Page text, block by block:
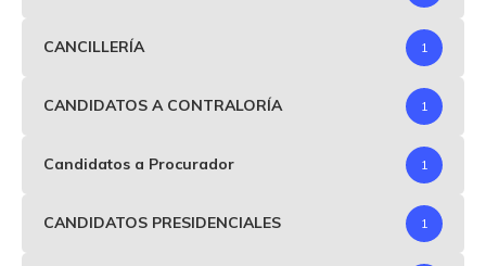
CANCILLERÍA 1
CANDIDATOS A CONTRALORÍA 1
Candidatos a Procurador 1
CANDIDATOS PRESIDENCIALES 1